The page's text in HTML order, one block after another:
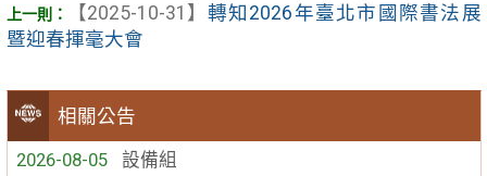
相關公告
2026-08-05
設備組
【2025-10-31】 轉知2026年臺北市國際書法展
暨迎春揮毫大會